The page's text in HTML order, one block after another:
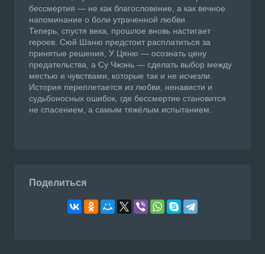
бессмертия — не как благословение, а как вечное
напоминание о боли утраченной любви.
Теперь, спустя века, прошлое вновь настигает
героев. Сюй Шаню предстоит расплатиться за
принятые решения, У Цяню — осознать цену
предательства, а Су Чжэнь — сделать выбор между
местью и чувствами, которые так и не исчезли.
История переплетается из любви, ненависти и
судьбоносных ошибок, где бессмертие становится
не спасением, а самым тяжёлым испытанием.
Поделиться